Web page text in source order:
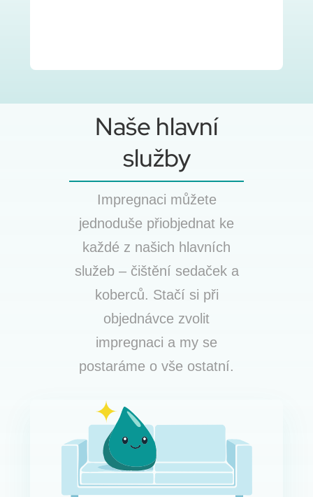
Naše hlavní
služby
Impregnaci můžete
jednoduše přiobjednat ke
každé z našich hlavních
služeb – čištění sedaček a
koberců. Stačí si při
objednávce zvolit
impregnaci a my se
postaráme o vše ostatní.